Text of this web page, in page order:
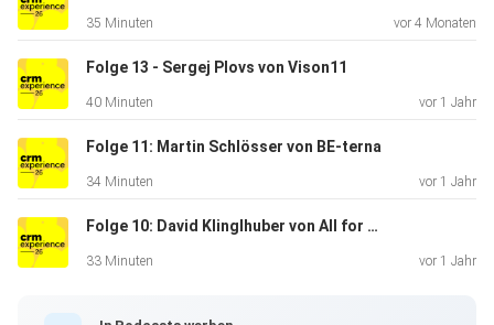
35 Minuten vor 4 Monaten
Folge 13 - Sergej Plovs von Vison11
40 Minuten vor 1 Jahr
Folge 11: Martin Schlösser von BE-terna
34 Minuten vor 1 Jahr
Folge 10: David Klinglhuber von All for One
33 Minuten vor 1 Jahr